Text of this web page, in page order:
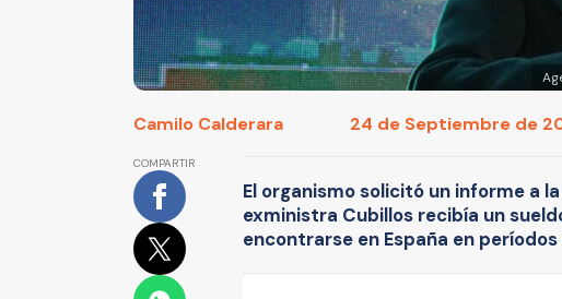
Camilo Calderara 24 de Septiembre de
COMPARTIR
El organismo solicitó un informe a
exministra Cubillos recibía un
encontrarse en España en